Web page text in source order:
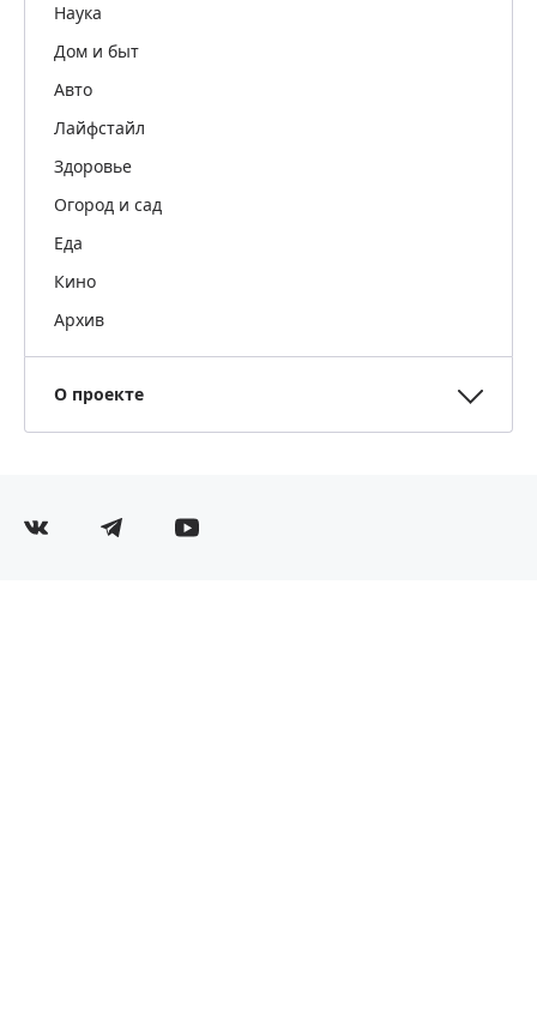
Наука
Дом и быт
Авто
Лайфстайл
Здоровье
Огород и сад
Еда
Кино
Архив
О проекте